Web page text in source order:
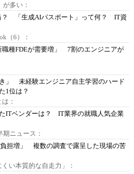
多い：
？ 「生成AIパスポート」って何？ IT資
（6）：
職種FDEが需要増」 7割のエンジニアが
」 未経験エンジニア自主学習のハード
1位は？
：
ITベンダーは？ IT業界の就職人気企業
ニュース：
負担増」 複数の調査で露呈した現場の苦
い本質的な自走力」：